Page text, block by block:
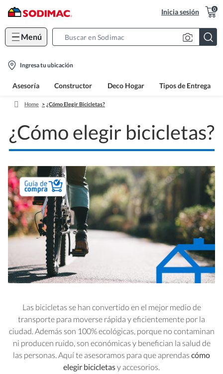
Inicia sesión 0
Menú
location-
Ingresa tu ubicación
Asesoría Constructor Deco Hogar Tipos de Entrega
Home ¿Cómo Elegir Bicicletas?
¿Cómo elegir bicicletas?
Las bicicletas se han convertido en el mejor medio de
transporte para moverse rápida y eficientemente por la
ciudad. Además son 100% ecológicas, porque no contaminan
ni producen ruido, son económicas y benefician la salud de
las personas. Aquí te asesoramos para que aprendas cómo
elegir bicicletasy accesorios.